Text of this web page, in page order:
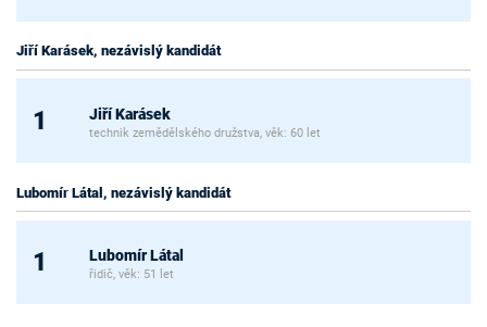
Jiří Karásek, nezávislý kandidát
1 Jiří Karásek
technik zemědělského družstva, věk: 60 let
Lubomír Látal, nezávislý kandidát
1 Lubomír Látal
řidič, věk: 51 let